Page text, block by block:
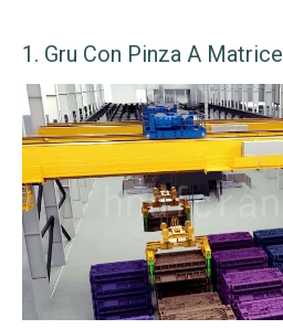
1. Gru Con Pinza A Matrice